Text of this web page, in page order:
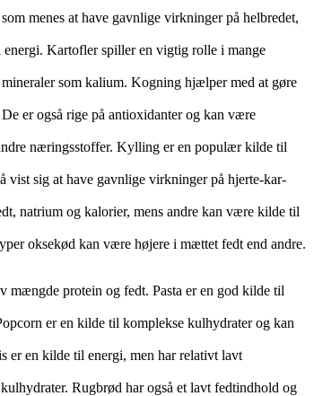
menes at have gavnlige virkninger på helbredet,
Kartofler spiller en vigtig rolle i mange
som kalium. Kogning hjælper med at gøre
er også rige på antioxidanter og kan være
næringsstoffer. Kylling er en populær kilde til
vist sig at have gavnlige virkninger på hjerte-kar-
natrium og kalorier, mens andre kan være kilde til
oksekød kan være højere i mættet fedt end andre.
protein og fedt. Pasta er en god kilde til
er en kilde til komplekse kulhydrater og kan
en kilde til energi, men har relativt lavt
Rugbrød har også et lavt fedtindhold og